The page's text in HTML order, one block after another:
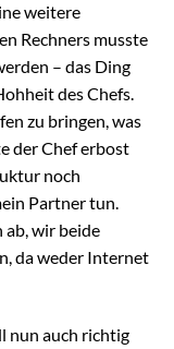
weitere
Rechners musste
– das Ding
des Chefs.
zu bringen, was
der Chef erbost
noch
Partner tun.
ab, wir beide
da weder Internet
nun auch richtig